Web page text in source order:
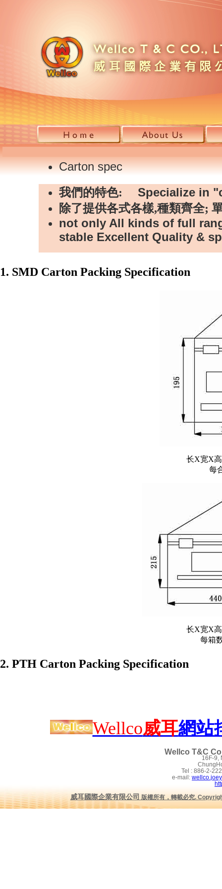
Carton spec
我們的特色: Specialize in
除了提供各式各樣,種類齊全;
not only All kinds of full
stable Excellent Quality &
1. SMD Carton Packing Specification
长X宽X高
每
长X宽X高
每箱
2. PTH Carton Packing Specification
Wellco威耳網站
Wellco T&C
16F-9,
Tel : 886-2-
e-mail:
威耳國際企業有限公司 版權所有，轉載必究.